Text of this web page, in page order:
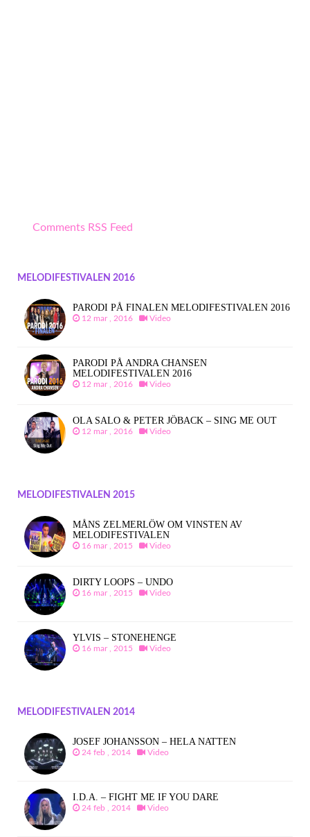
Comments RSS Feed
MELODIFESTIVALEN 2016
PARODI PÅ FINALEN MELODIFESTIVALEN 2016
12 mar , 2016 Video
PARODI PÅ ANDRA CHANSEN
MELODIFESTIVALEN 2016
12 mar , 2016 Video
OLA SALO & PETER JÖBACK – SING ME OUT
12 mar , 2016 Video
MELODIFESTIVALEN 2015
MÅNS ZELMERLÖW OM VINSTEN AV
MELODIFESTIVALEN
16 mar , 2015 Video
DIRTY LOOPS – UNDO
16 mar , 2015 Video
YLVIS – STONEHENGE
16 mar , 2015 Video
MELODIFESTIVALEN 2014
JOSEF JOHANSSON – HELA NATTEN
24 feb , 2014 Video
I.D.A. – FIGHT ME IF YOU DARE
24 feb , 2014 Video